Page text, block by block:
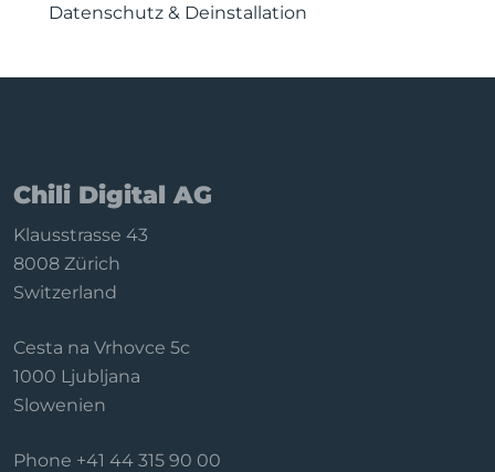
Platzhalter & Steuerzeichen
Datenschutz & Deinstallation
Chili Digital AG
Klausstrasse 43
8008 Zürich
Switzerland
Cesta na Vrhovce 5c
1000 Ljubljana
Slowenien
Phone +41 44 315 90 00